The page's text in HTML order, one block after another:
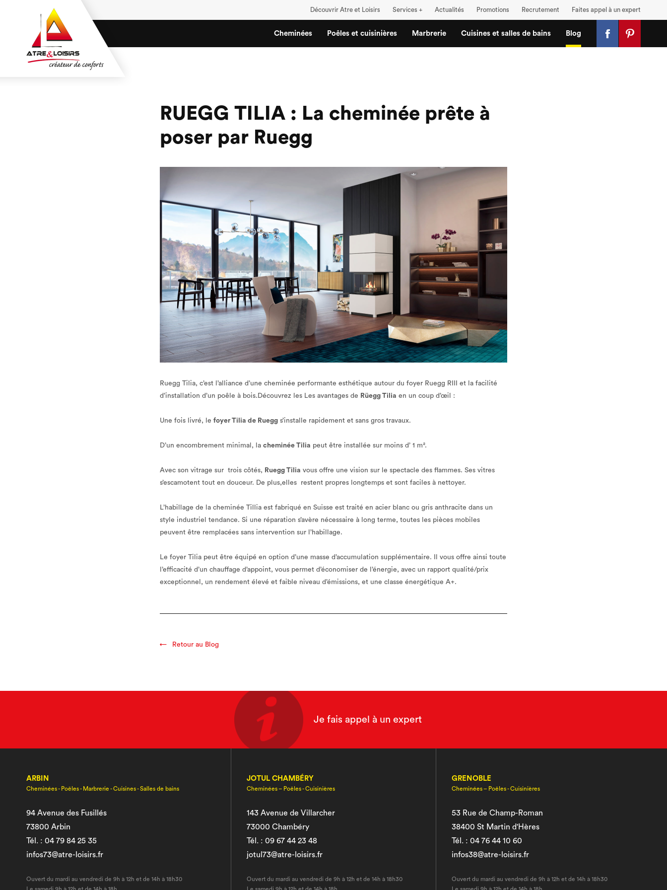
Découvrir Atre et Loisirs Services + Actualités Promotions Recrutement Faites appel à un expert
Cheminées Poêles et cuisinières Marbrerie Cuisines et salles de bains Blog
RUEGG TILIA : La cheminée prête à
poser par Ruegg
Ruegg Tilia, c’est l’alliance d’une cheminée performante esthétique autour du foyer Ruegg RIII et la facilité
d’installation d’un poêle à bois.Découvrez les Les avantages de Rüegg Tilia en un coup d’œil :
Une fois livré, le foyer Tilia de Rueggs’installe rapidement et sans gros travaux.
D’un encombrement minimal, la cheminée Tilia peut être installée sur moins d’ 1 m².
Avec son vitrage sur trois côtés, Ruegg Tilia vous offre une vision sur le spectacle des flammes. Ses vitres
s’escamotent tout en douceur. De plus,elles restent propres longtemps et sont faciles à nettoyer.
L’habillage de la cheminée Tillia est fabriqué en Suisse est traité en acier blanc ou gris anthracite dans un
style industriel tendance. Si une réparation s’avère nécessaire à long terme, toutes les pièces mobiles
peuvent être remplacées sans intervention sur l’habillage.
Le foyer Tilia peut être équipé en option d’une masse d’accumulation supplémentaire. Il vous offre ainsi toute
l’efficacité d’un chauffage d’appoint, vous permet d’économiser de l’énergie, avec un rapport qualité/prix
exceptionnel, un rendement élevé et faible niveau d’émissions, et une classe énergétique A+.
Retour au Blog
Je fais appel à un expert
ARBIN
Cheminées - Poêles - Marbrerie - Cuisines - Salles de bains
94 Avenue des Fusillés
73800 Arbin
Tél. : 04 79 84 25 35
infos73@atre-loisirs.fr
Ouvert du mardi au vendredi de 9h à 12h et de 14h à 18h30
JOTUL CHAMBÉRY
Cheminées – Poêles - Cuisinières
143 Avenue de Villarcher
73000 Chambéry
Tél. : 09 67 44 23 48
jotul73@atre-loisirs.fr
Ouvert du mardi au vendredi de 9h à 12h et de 14h à 18h30
GRENOBLE
Cheminées – Poêles - Cuisinières
53 Rue de Champ-Roman
38400 St Martin d'Hères
Tél. : 04 76 44 10 60
infos38@atre-loisirs.fr
Ouvert du mardi au vendredi de 9h à 12h et de 14h à 18h30